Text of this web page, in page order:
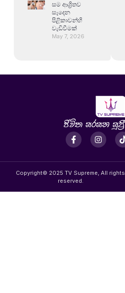
සම ආශ්‍රිතව
සෑදෙන
පිළිකාවන්හි
වැඩිවීමක්
May 7, 2026
Copyright© 2025 TV Supreme, All rights
reserved.